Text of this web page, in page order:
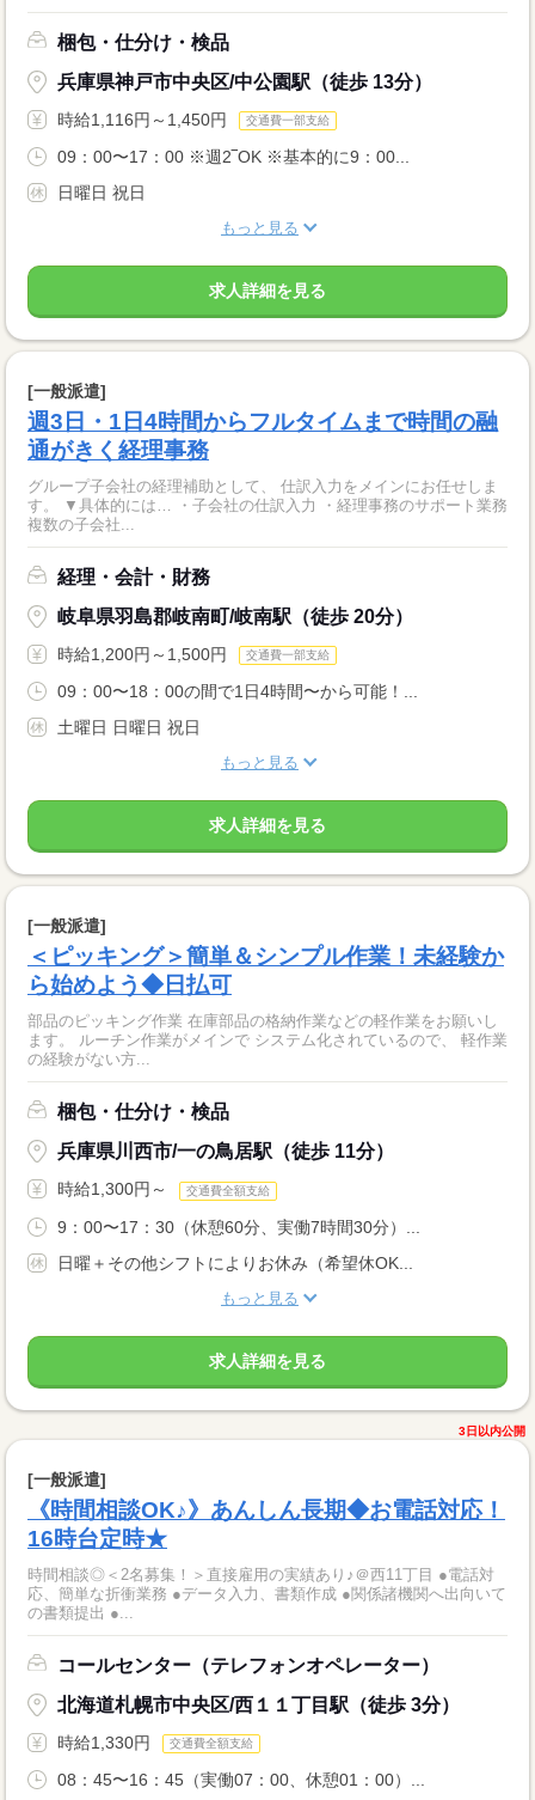
梱包・仕分け・検品
兵庫県神戸市中央区/中公園駅（徒歩 13分）
時給1,116円～1,450円 交通費一部支給
09：00〜17：00 ※週2‾OK ※基本的に9：00...
日曜日 祝日
もっと見る
求人詳細を見る
[一般派遣]
週3日・1日4時間からフルタイムまで時間の融
通がきく経理事務
グループ子会社の経理補助として、 仕訳入力をメインにお任せしま
す。 ▼具体的には… ・子会社の仕訳入力 ・経理事務のサポート業務
複数の子会社...
経理・会計・財務
岐阜県羽島郡岐南町/岐南駅（徒歩 20分）
時給1,200円～1,500円 交通費一部支給
09：00〜18：00の間で1日4時間〜から可能！...
土曜日 日曜日 祝日
もっと見る
求人詳細を見る
[一般派遣]
＜ピッキング＞簡単＆シンプル作業！未経験か
ら始めよう◆日払可
部品のピッキング作業 在庫部品の格納作業などの軽作業をお願いし
ます。 ルーチン作業がメインで システム化されているので、 軽作業
の経験がない方...
梱包・仕分け・検品
兵庫県川西市/一の鳥居駅（徒歩 11分）
時給1,300円～ 交通費全額支給
9：00〜17：30（休憩60分、実働7時間30分）...
日曜＋その他シフトによりお休み（希望休OK...
もっと見る
求人詳細を見る
3日以内公開
[一般派遣]
《時間相談OK♪》あんしん長期◆お電話対応！
16時台定時★
時間相談◎＜2名募集！＞直接雇用の実績あり♪＠西11丁目 ●電話対
応、簡単な折衝業務 ●データ入力、書類作成 ●関係諸機関へ出向いて
の書類提出 ●...
コールセンター（テレフォンオペレーター）
北海道札幌市中央区/西１１丁目駅（徒歩 3分）
時給1,330円 交通費全額支給
08：45〜16：45（実働07：00、休憩01：00）...